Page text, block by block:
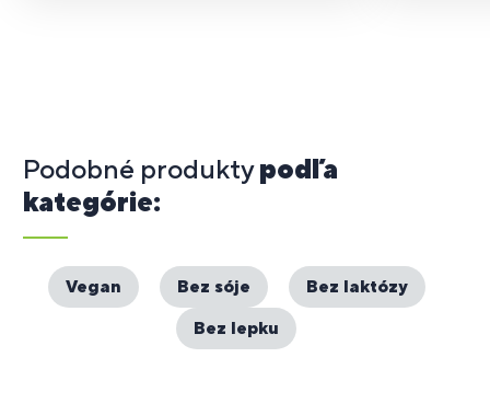
Podobné produktypodľa
kategórie:
Vegan Bez sóje
Bez laktózy
Bez lepku